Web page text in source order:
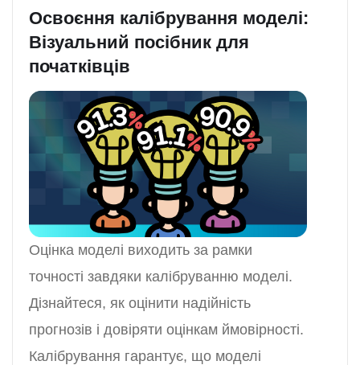
Освоєння калібрування моделі:
Візуальний посібник для
початківців
Оцінка моделі виходить за рамки
точності завдяки калібруванню моделі.
Дізнайтеся, як оцінити надійність
прогнозів і довіряти оцінкам ймовірності.
Калібрування гарантує, що моделі